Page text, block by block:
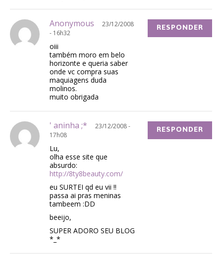
Anonymous
23/12/2008
- 16h32
oiii
também moro em belo
horizonte e queria saber
onde vc compra suas
maquiagens duda
molinos.
muito obrigada
RESPONDER
' aninha ;*
23/12/2008 -
17h08
Lu,
olha esse site que
absurdo:
http://8ty8beauty.com/
eu SURTEI qd eu vii !!
passa ai pras meninas
tambeem :DD
beeijo,
SUPER ADORO SEU BLOG
*_*
RESPONDER